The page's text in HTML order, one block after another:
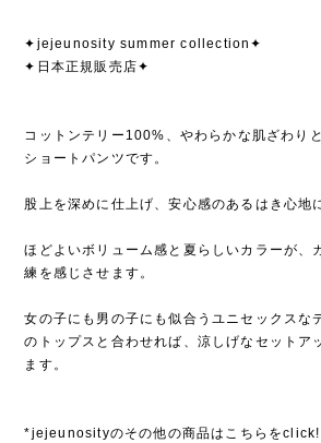
✦jejeunosity summer collection✦
✦日本正規販売店✦
コットンテリー100%、やわらかな肌ざわり
ショートパンツです。
股上を深めに仕上げ、安心感のあるはき心地
ほどよいボリューム感と夏らしいカラーが、
練を感じさせます。
女の子にも男の子にも似合うユニセックスな
のトップスと合わせれば、涼しげなセットア
ます。
*jejeunosityのその他の商品はこちらをclick!